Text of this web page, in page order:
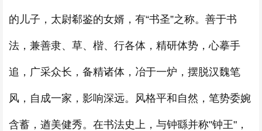
的儿子，太尉郗鉴的女婿，有“书圣”之称。善于书
法，兼善隶、草、楷、行各体，精研体势，心摹手
追，广采众长，备精诸体，冶于一炉，摆脱汉魏笔
风，自成一家，影响深远。风格平和自然，笔势委婉
含蓄，遒美健秀。在书法史上，与钟繇并称"钟王"，